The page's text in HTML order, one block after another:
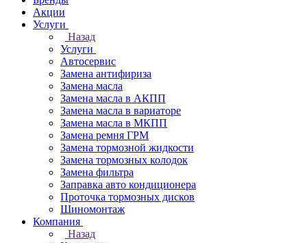
Акции
Услуги
Назад
Услуги
Автосервис
Замена антифириза
Замена масла
Замена масла в АКПП
Замена масла в вариаторе
Замена масла в МКПП
Замена ремня ГРМ
Замена тормозной жидкости
Замена тормозных колодок
Замена фильтра
Заправка авто кондиционера
Проточка тормозных дисков
Шиномонтаж
Компания
Назад